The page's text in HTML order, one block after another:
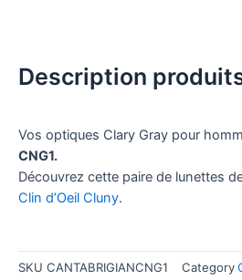
Description
Vos optiques Clary Gray pour
CNG1.
Découvrez cette paire de lunettes
Clin d’Oeil Cluny.
SKU CANTABRIGIANCNG1 Category